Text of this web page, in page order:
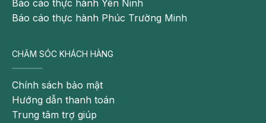
theo tiêu chuẩn Hiệp hội Phẫu thuật Hoàng Gia Anh
(RCS)
Địa chỉ:
- Số 8 đường Châu Văn Liêm, Phường Từ Liêm, Hà
Nội
Hotline: 0912002131 / 0949646556
Báo cáo thực hành Yên Ninh
Báo cáo thực hành Phúc Trường Minh
CHĂM SÓC KHÁCH HÀNG
Chính sách bảo mật
Hướng dẫn thanh toán
Trung tâm trợ giúp